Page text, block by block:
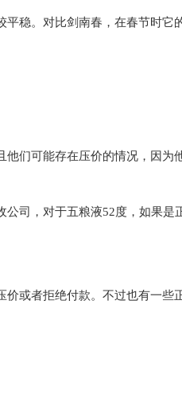
稳。对比剑南春，在春节时它
们可能存在压价的情况，因为
司，对于五粮液52度，如果是
或者拒绝付款。不过也有一些